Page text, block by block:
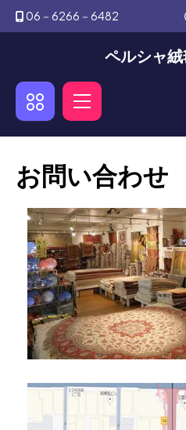
06－6266－6482
ペルシャ
お問い合わせ